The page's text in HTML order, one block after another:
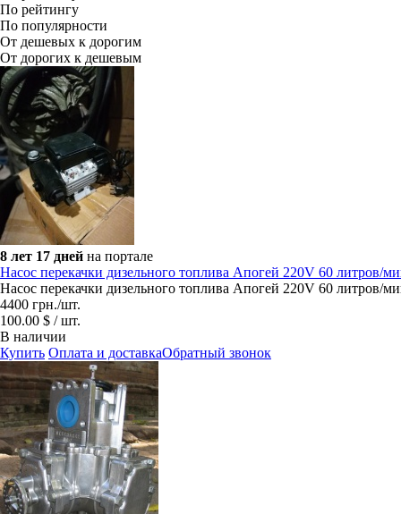
По рейтингу
По популярности
От дешевых к дорогим
От дорогих к дешевым
8 лет 17 дней на портале
Насос перекачки дизельного топлива Апогей 220V 60 литров/
Насос перекачки дизельного топлива Апогей 220V 60 литров/
4400 грн./шт.
100.00 $ / шт.
В наличии
Купить Оплата и доставкаОбратный звонок